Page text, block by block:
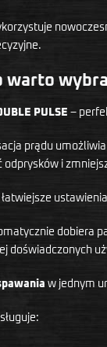
warto
PULSE –
prądu
odprysków i
łatwiejsze
dobiera
doświadczonych
w jednym